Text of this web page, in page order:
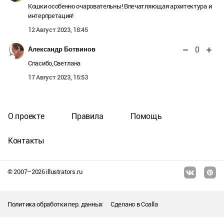
Кошки особенно очаровательны! Впечатляющая архитектура и
интерпретация!
12 Август 2023, 18:45
Александр Ботвинов 0
Спасибо,Светлана
17 Август 2023, 15:53
© 2007–2026illustrators.ru
О проекте Правила Помощь
Контакты
Политика обработки пер. данных Сделано вCoalla